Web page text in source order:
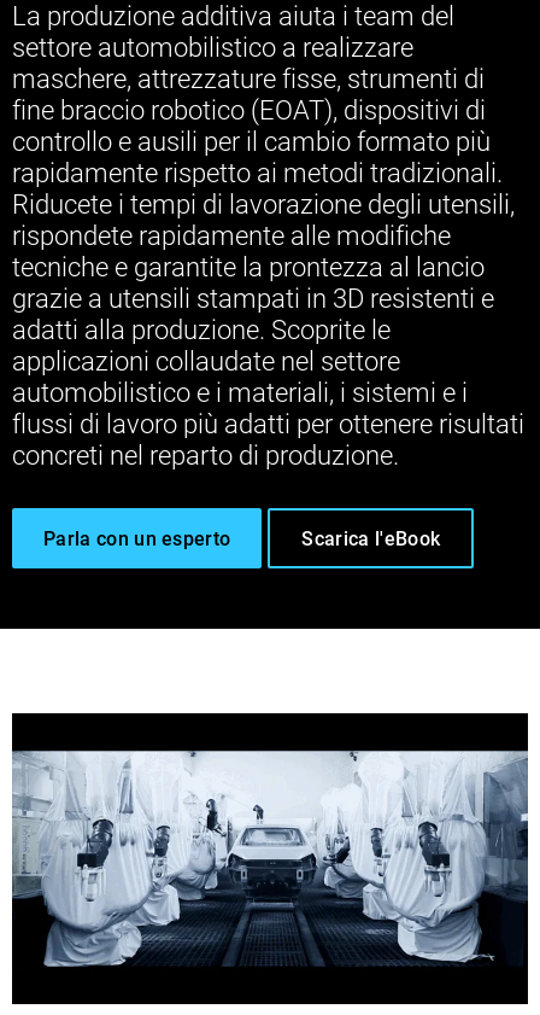
La produzione additiva aiuta i team del
settore automobilistico a realizzare
maschere, attrezzature fisse, strumenti di
fine braccio robotico (EOAT), dispositivi di
controllo e ausili per il cambio formato più
rapidamente rispetto ai metodi tradizionali.
Riducete i tempi di lavorazione degli utensili,
rispondete rapidamente alle modifiche
tecniche e garantite la prontezza al lancio
grazie a utensili stampati in 3D resistenti e
adatti alla produzione. Scoprite le
applicazioni collaudate nel settore
automobilistico e i materiali, i sistemi e i
flussi di lavoro più adatti per ottenere risultati
concreti nel reparto di produzione.
Parla con un esperto Scarica l'eBook